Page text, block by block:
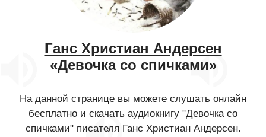
Ганс Христиан Андерсен
«Девочка со спичками»
На данной странице вы можете слушать онлайн
бесплатно и скачать аудиокнигу "Девочка со
спичками" писателя Ганс Христиан Андерсен.